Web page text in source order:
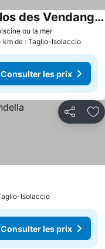
ou la merConsulter
Residence de tourisme Le clos des Vendanges
km de : Taglio-Isolaccio
Consulter les prix
Partager
Isolaccio
Consulter les prix